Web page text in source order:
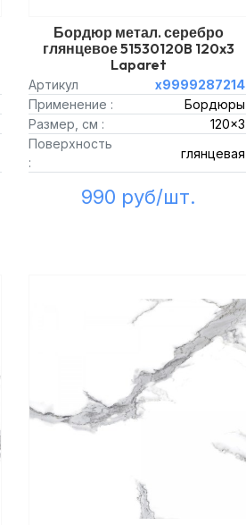
Бордюр метал. серебро
глянцевое 51530120B 120x3
Laparet
Артикул
х9999287214
Применение :
Бордюры
Размер, см :
120x3
Поверхность
:
глянцевая
990 руб/шт.